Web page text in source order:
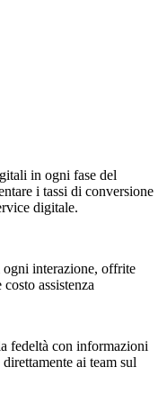
in ogni fase del
i tassi di conversione
digitale.
interazione, offrite
assistenza
fedeltà con informazioni
ai team sul